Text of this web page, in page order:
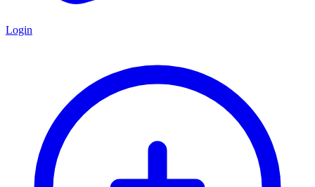
Login